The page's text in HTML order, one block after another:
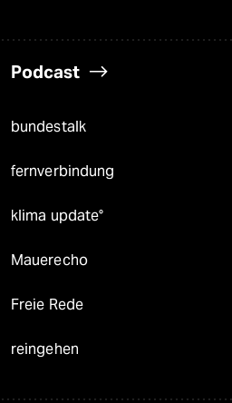
Podcast
bundestalk
fernverbindung
klima update°
Mauerecho
Freie Rede
reingehen